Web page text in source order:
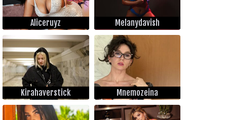
Aliceruyz Melanydavish
Kirahaverstick Mnemozeina